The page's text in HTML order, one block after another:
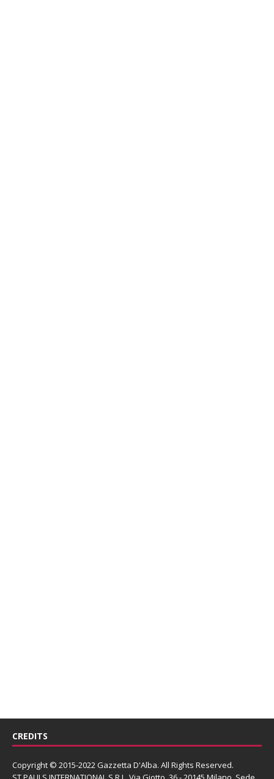
CREDITS
Copyright © 2015-2022 Gazzetta D'Alba. All Rights Reserved.